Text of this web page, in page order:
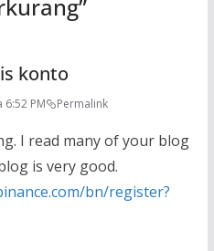
”
konto
PM Permalink
I read many of your blog
is very good.
bn/register?